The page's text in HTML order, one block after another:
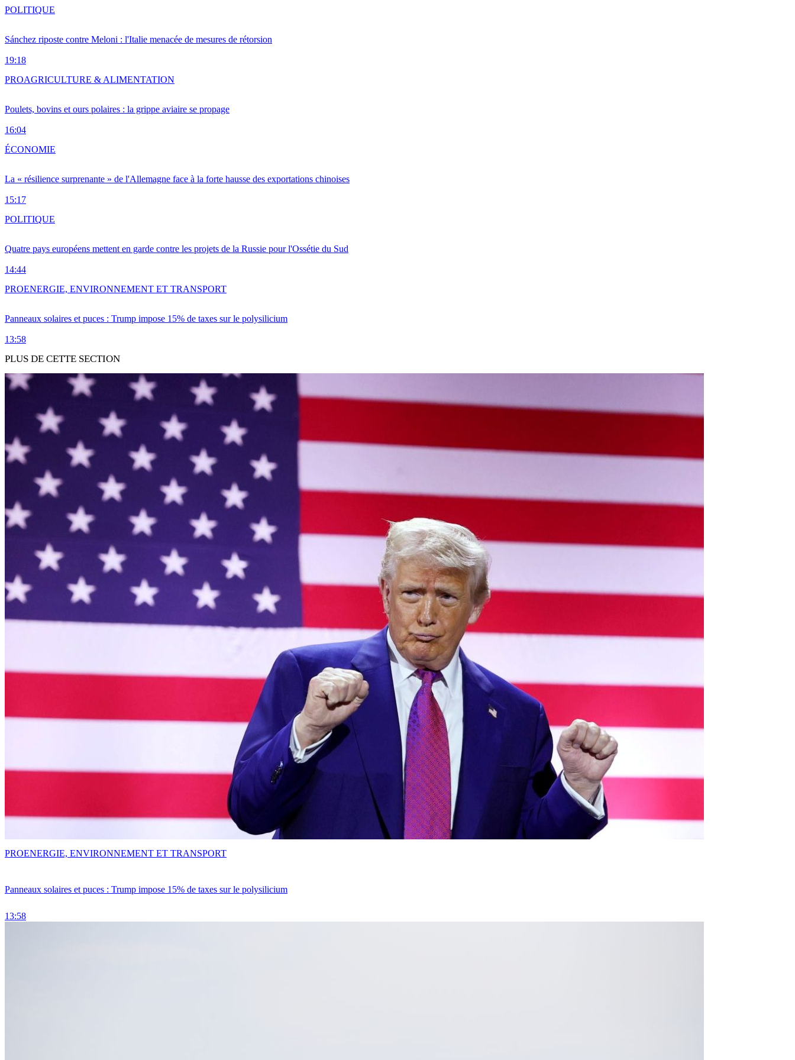
Sánchez riposte contre Meloni : l'Italie menacée de mesures de rétorsion
19:18
POLITIQUE
Poulets, bovins et ours polaires : la grippe aviaire se propage
16:04
PROAGRICULTURE & ALIMENTATION
La « résilience surprenante » de l'Allemagne face à la forte hausse des exportations chinoises
15:17
ÉCONOMIE
Quatre pays européens mettent en garde contre les projets de la Russie pour l'Ossétie du Sud
14:44
POLITIQUE
Panneaux solaires et puces : Trump impose 15% de taxes sur le polysilicium
13:58
PROENERGIE, ENVIRONNEMENT ET TRANSPORT
PLUS DE CETTE SECTION
Panneaux solaires et puces : Trump impose 15% de taxes sur le polysilicium
13:58
PROENERGIE, ENVIRONNEMENT ET TRANSPORT